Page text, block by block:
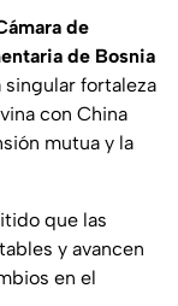
de
de Bosnia
fortaleza
con China
mutua y la
que las
y avancen
en el